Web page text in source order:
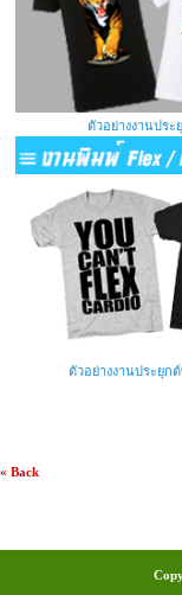
ตัวอย่างงานประ
ตัวอย่างงานประยุก
« Back